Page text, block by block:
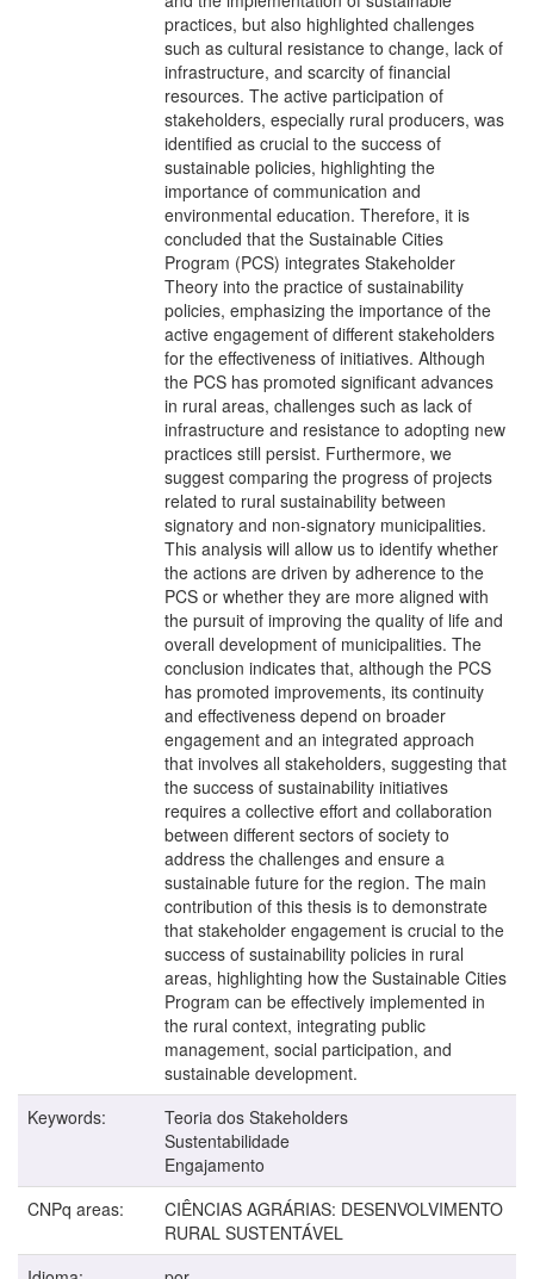
practices, but also highlighted challenges
such as cultural resistance to change, lack of
infrastructure, and scarcity of financial
resources. The active participation of
stakeholders, especially rural producers, was
identified as crucial to the success of
sustainable policies, highlighting the
importance of communication and
environmental education. Therefore, it is
concluded that the Sustainable Cities
Program (PCS) integrates Stakeholder
Theory into the practice of sustainability
policies, emphasizing the importance of the
active engagement of different stakeholders
for the effectiveness of initiatives. Although
the PCS has promoted significant advances
in rural areas, challenges such as lack of
infrastructure and resistance to adopting new
practices still persist. Furthermore, we
suggest comparing the progress of projects
related to rural sustainability between
signatory and non-signatory municipalities.
This analysis will allow us to identify whether
the actions are driven by adherence to the
PCS or whether they are more aligned with
the pursuit of improving the quality of life and
overall development of municipalities. The
conclusion indicates that, although the PCS
has promoted improvements, its continuity
and effectiveness depend on broader
engagement and an integrated approach
that involves all stakeholders, suggesting that
the success of sustainability initiatives
requires a collective effort and collaboration
between different sectors of society to
address the challenges and ensure a
sustainable future for the region. The main
contribution of this thesis is to demonstrate
that stakeholder engagement is crucial to the
success of sustainability policies in rural
areas, highlighting how the Sustainable Cities
Program can be effectively implemented in
the rural context, integrating public
management, social participation, and
sustainable development.
Keywords:
Teoria dos Stakeholders
Sustentabilidade
Engajamento
CNPq areas:
CIÊNCIAS AGRÁRIAS: DESENVOLVIMENTO
RURAL SUSTENTÁVEL